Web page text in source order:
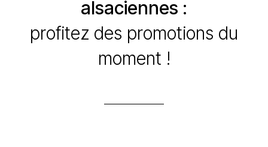
alsaciennes :
profitez des promotions du
moment !